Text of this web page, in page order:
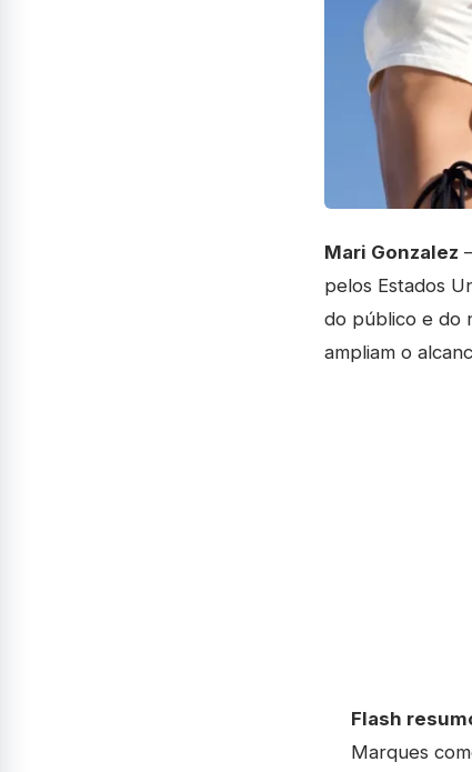
Mari Gonzalez
pelos Estados
do público e do
ampliam o
Flash
Marques